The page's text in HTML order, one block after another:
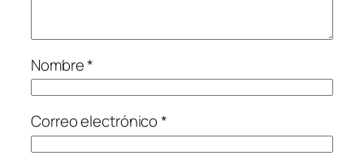
Nombre*
Correo electrónico*